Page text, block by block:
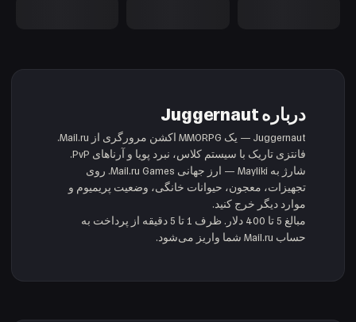
درباره Juggernaut
Juggernaut — یک MMORPG اکشن مرورگری از Mail.ru.
فانتزی تاریک با سیستم کلاس، نبرد پویا و آرناهای PvP.
شارژ به Mayliki — ارز جهانی Mail.ru Games. روی
تجهیزات، معجون، حیوانات خانگی، وضعیت پریمیوم و
موارد دیگر خرج کنید.
مبالغ 5 تا 400 دلار. ظرف 1 تا 5 دقیقه از پرداخت به
حساب Mail.ru شما واریز می‌شود.